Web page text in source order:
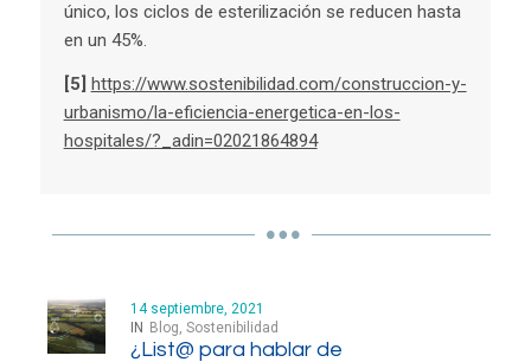
único, los ciclos de esterilización se reducen hasta
en un 45%.
[5] https://www.sostenibilidad.com/construccion-y-
urbanismo/la-eficiencia-energetica-en-los-
hospitales/?_adin=02021864894
14 septiembre, 2021
IN Blog Sostenibilidad
¿List@ para hablar de